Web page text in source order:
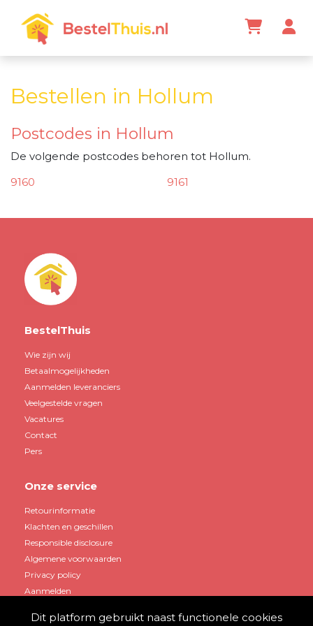
Bestellen in Hollum
Postcodes in Hollum
De volgende postcodes behoren tot Hollum.
9160
9161
BestelThuis
Wie zijn wij
Betaalmogelijkheden
Aanmelden leveranciers
Veelgestelde vragen
Vacatures
Contact
Pers
Onze service
Retourinformatie
Klachten en geschillen
Responsible disclosure
Algemene voorwaarden
Privacy policy
Aanmelden
Dit platform gebruikt naast functionele cookies